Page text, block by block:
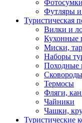
Фотосумки
Футляры
Туристическая
Вилки и
Кухонные
Миски,
Наборы
Походные
Сковороды
Термосы
Фляги,
Чайники
Чашки,
Туристические